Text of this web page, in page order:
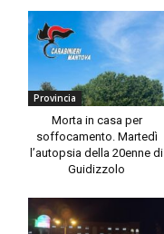
Provincia
Morta in casa per
soffocamento. Martedì
l’autopsia della 20enne di
Guidizzolo